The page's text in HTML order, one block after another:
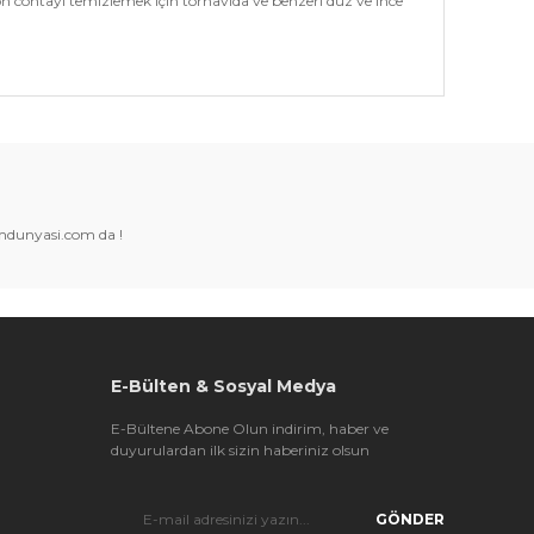
tarafımıza iletebilirsiniz.
da !
E-Bülten & Sosyal Medya
E-Bültene Abone Olun indirim, haber ve
duyurulardan ilk sizin haberiniz olsun
GÖNDER